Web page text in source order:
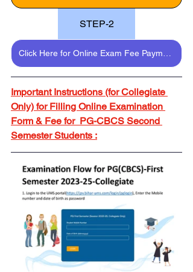
STEP-2
Important Instructions (for Collegiate
Only) for Filling Online Examination
Form & Fee for  PG-CBCS Second
Semester Students :